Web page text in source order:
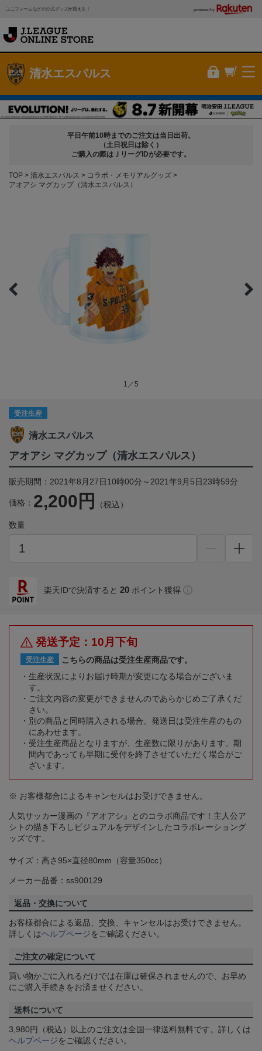
ユニフォームなどの公式グッズが買える！ powered by
清水エスパルス
平日午前10時までのご注文は当日出荷。
（土日祝日は除く）
ご購入の際はＪリーグIDが必要です。
TOP 清水エスパルス
コラボ・メモリアルグッズ
アオアシ マグカップ（清水エスパルス）
1／5
受注生産
清水エスパルス
アオアシ マグカップ（清水エスパルス）
販売期間：2021年8月27日10時00分～2021年9月5日23時59分
価格： 2,200円 （税込）
数量
楽天IDで決済すると 20 ポイント獲得
発送予定：10月下旬
受注生産
こちらの商品は受注生産商品です。
生産状況によりお届け時期が変更になる場合がございま
す。
ご注文内容の変更ができませんのであらかじめご了承くだ
さい。
別の商品と同時購入される場合、発送日は受注生産のもの
にあわせます。
受注生産商品となりますが、生産数に限りがあります。期
間内であっても早期に受付を終了させていただく場合がご
ざいます。
※ お客様都合によるキャンセルはお受けできません。
人気サッカー漫画の『アオアシ』とのコラボ商品です！主人公ア
シトの描き下ろしビジュアルをデザインしたコラボレーショング
ッズです。
サイズ：高さ95×直径80mm（容量350cc）
メーカー品番：ss900129
返品・交換について
お客様都合による返品、交換、キャンセルはお受けできません。
詳しくはヘルプページをご確認ください。
ご注文の確定について
買い物かごに入れるだけでは在庫は確保されませんので、お早め
にご購入手続きをお済ませください。
送料について
3,980円（税込）以上のご注文は全国一律送料無料です。詳しくは
ヘルプページをご確認ください。